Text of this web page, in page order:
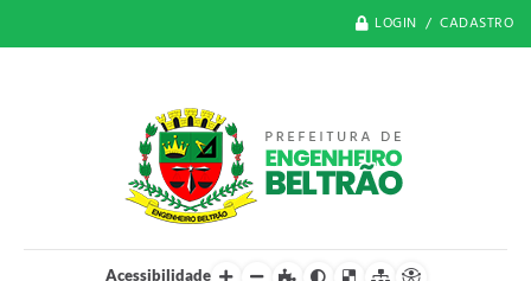
LOGIN / CADASTRO
Acessibilidade